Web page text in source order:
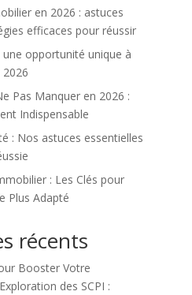
en 2026 : astuces
efficaces pour réussir
une opportunité unique à
Pas Manquer en 2026 :
Indispensable
: Nos astuces essentielles
: Les Clés pour
Plus Adapté
récents
Booster Votre
Exploration des SCPI :